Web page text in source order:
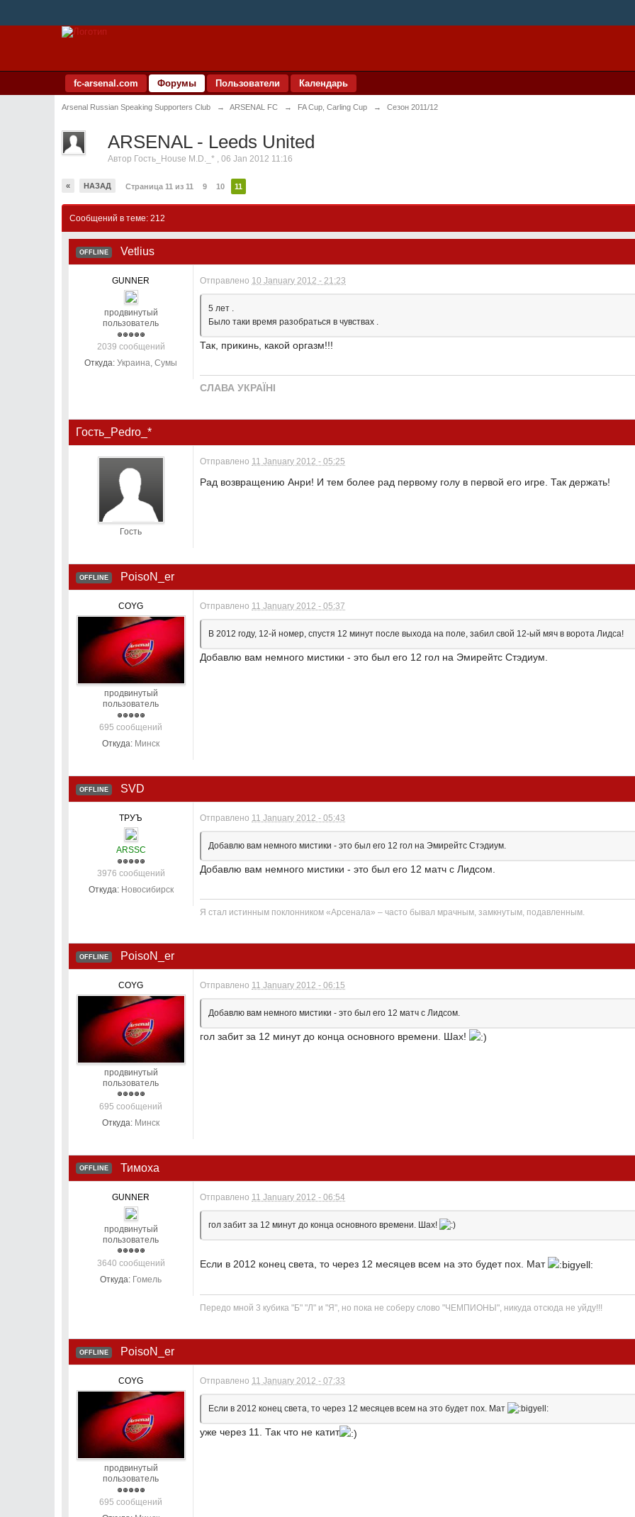
fc-arsenal.com Форумы Пользователи Календарь
Arsenal Russian Speaking Supporters Club → ARSENAL FC → FA Cup, Carling Cup → Сезон 2011/12
ARSENAL - Leeds United
Автор Гость_House M.D._* ,06 Jan 2012 11:16
« НАЗАД Страница 11 из 11 9 10 11
Сообщений в теме: 212
OFFLINE Vetlius
GUNNER
продвинутый
пользователь
2039 сообщений
Откуда: Украина, Сумы
Отправлено 10 January 2012 - 21:23
5 лет .
Было таки время разобраться в чувствах .
Так, прикинь, какой оргазм!!!
СЛАВА УКРАЇНІ
Гость_Pedro_*
Гость
Отправлено 11 January 2012 - 05:25
Рад возвращению Анри! И тем более рад первому голу в первой его игре. Так держать!
OFFLINE PoisoN_er
COYG
продвинутый
пользователь
695 сообщений
Откуда: Минск
Отправлено 11 January 2012 - 05:37
В 2012 году, 12-й номер, спустя 12 минут после выхода на поле, забил свой 12-ый мяч в ворота Лидса!
Добавлю вам немного мистики - это был его 12 гол на Эмирейтс Стэдиум.
OFFLINE SVD
ТРУЪ
ARSSC
3976 сообщений
Откуда: Новосибирск
Отправлено 11 January 2012 - 05:43
Добавлю вам немного мистики - это был его 12 гол на Эмирейтс Стэдиум.
Добавлю вам немного мистики - это был его 12 матч с Лидсом.
Я стал истинным поклонником «Арсенала» – часто бывал мрачным, замкнутым, подавленным.
OFFLINE PoisoN_er
COYG
продвинутый
пользователь
695 сообщений
Откуда: Минск
Отправлено 11 January 2012 - 06:15
Добавлю вам немного мистики - это был его 12 матч с Лидсом.
гол забит за 12 минут до конца основного времени. Шах!
OFFLINE Тимоха
GUNNER
продвинутый
пользователь
3640 сообщений
Откуда: Гомель
Отправлено 11 January 2012 - 06:54
гол забит за 12 минут до конца основного времени. Шах!
Если в 2012 конец света, то через 12 месяцев всем на это будет пох. Мат
Передо мной 3 кубика "Б" "Л" и "Я", но пока не соберу слово "ЧЕМПИОНЫ", никуда отсюда не уйду!!!
OFFLINE PoisoN_er
COYG
продвинутый
пользователь
695 сообщений
Отправлено 11 January 2012 - 07:33
Если в 2012 конец света, то через 12 месяцев всем на это будет пох. Мат
уже через 11. Так что не катит